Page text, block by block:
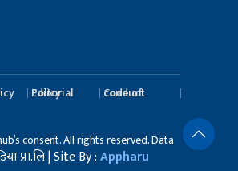
Editorial Policy
Code of conduct
consent. All rights reserved. Data
प्रा.लि | Site By :Appharu